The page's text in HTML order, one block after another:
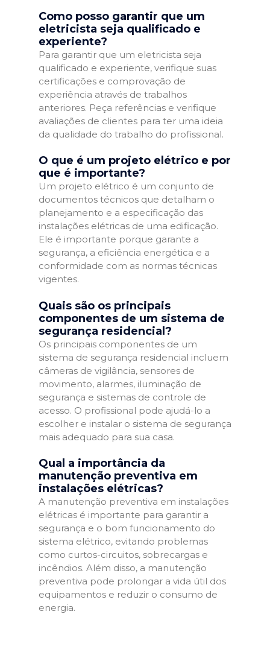
Como posso garantir que um
eletricista seja qualificado e
experiente?
Para garantir que um eletricista seja
qualificado e experiente, verifique suas
certificações e comprovação de
experiência através de trabalhos
anteriores. Peça referências e verifique
avaliações de clientes para ter uma ideia
da qualidade do trabalho do profissional.
O que é um projeto elétrico e por
que é importante?
Um projeto elétrico é um conjunto de
documentos técnicos que detalham o
planejamento e a especificação das
instalações elétricas de uma edificação.
Ele é importante porque garante a
segurança, a eficiência energética e a
conformidade com as normas técnicas
vigentes.
Quais são os principais
componentes de um sistema de
segurança residencial?
Os principais componentes de um
sistema de segurança residencial incluem
câmeras de vigilância, sensores de
movimento, alarmes, iluminação de
segurança e sistemas de controle de
acesso. O profissional pode ajudá-lo a
escolher e instalar o sistema de segurança
mais adequado para sua casa.
Qual a importância da
manutenção preventiva em
instalações elétricas?
A manutenção preventiva em instalações
elétricas é importante para garantir a
segurança e o bom funcionamento do
sistema elétrico, evitando problemas
como curtos-circuitos, sobrecargas e
incêndios. Além disso, a manutenção
preventiva pode prolongar a vida útil dos
equipamentos e reduzir o consumo de
energia.